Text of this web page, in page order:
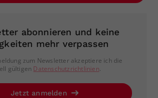
abonnieren und keine
mehr verpassen
zum Newsletter akzeptiere ich die
gültigen Datenschutzrichtlinien.
Jetzt anmelden